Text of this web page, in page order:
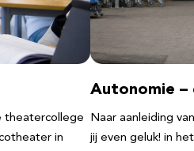
theatercollege
in
Autonomie –
Naar aanleiding
jij even geluk! in